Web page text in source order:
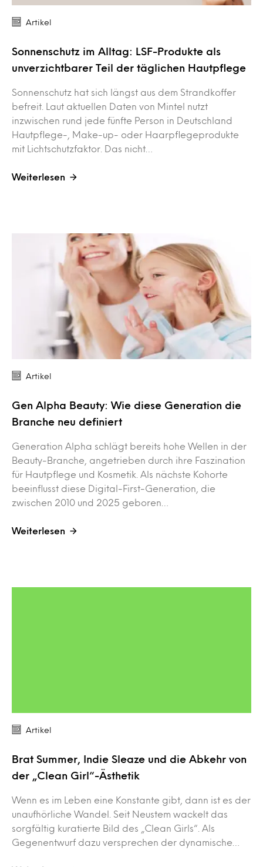
Artikel
Sonnenschutz im Alltag: LSF-Produkte als
unverzichtbarer Teil der täglichen Hautpflege
Sonnenschutz hat sich längst aus dem Strandkoffer
befreit. Laut aktuellen Daten von Mintel nutzt
inzwischen rund jede fünfte Person in Deutschland
Hautpflege-, Make-up- oder Haarpflegeprodukte
mit Lichtschutzfaktor. Das nicht…
Weiterlesen
Artikel
Gen Alpha Beauty: Wie diese Generation die
Branche neu definiert
Generation Alpha schlägt bereits hohe Wellen in der
Beauty-Branche, angetrieben durch ihre Faszination
für Hautpflege und Kosmetik. Als nächste Kohorte
beeinflusst diese Digital-First-Generation, die
zwischen 2010 und 2025 geboren…
Weiterlesen
Artikel
Brat Summer, Indie Sleaze und die Abkehr von
der „Clean Girl“-Ästhetik
Wenn es im Leben eine Konstante gibt, dann ist es der
unaufhörliche Wandel. Seit Neustem wackelt das
sorgfältig kuratierte Bild des „Clean Girls“. Als
Gegenentwurf dazu versprechen der dynamische…